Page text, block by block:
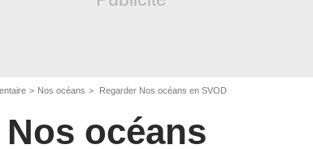
Nos océans Regarder Nos océans en SVOD
Nos océans